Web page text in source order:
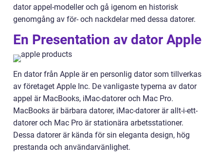
dator appel-modeller och gå igenom en historisk
genomgång av för- och nackdelar med dessa datorer.
En Presentation av dator Apple
En dator från Apple är en personlig dator som tillverkas
av företaget Apple Inc. De vanligaste typerna av dator
appel är MacBooks, iMac-datorer och Mac Pro.
MacBooks är bärbara datorer, iMac-datorer är allt-i-ett-
datorer och Mac Pro är stationära arbetsstationer.
Dessa datorer är kända för sin eleganta design, hög
prestanda och användarvänlighet.